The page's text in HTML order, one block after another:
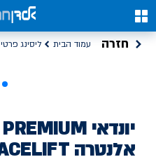
0
חזרה עמוד הבית ליסינג פרטי
ליסינג
פרטי
יונדאי PREMIUM
FACELIFT אלנטרה